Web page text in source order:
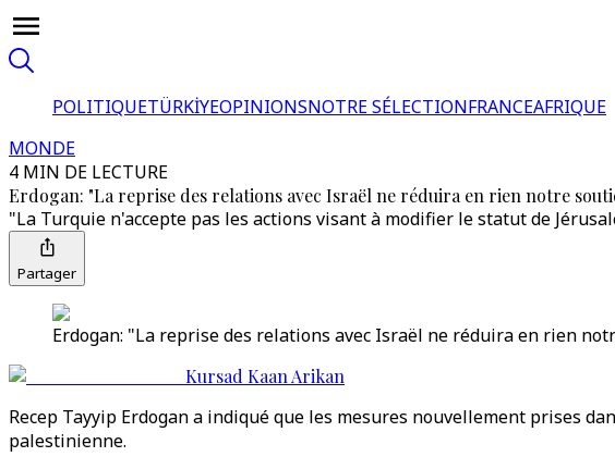
POLITIQUETÜRKİYEOPINIONSNOTRE SÉLECTIONFRANCEAFRIQUE
MONDE
4 MIN DE LECTURE
Erdogan: "La reprise des relations avec Israël ne réduira en rien notre
"La Turquie n'accepte pas les actions visant à modifier le statut de
Partager
Erdogan: "La reprise des relations avec Israël ne réduira en rien
Kursad Kaan Arikan
Recep Tayyip Erdogan a indiqué que les mesures nouvellement prises
palestinienne.